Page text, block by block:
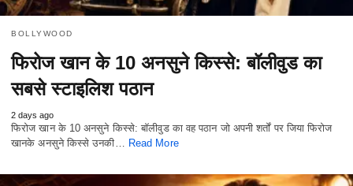
BOLLYWOOD
फिरोज खान के 10 अनसुने किस्से: बॉलीवुड का
सबसे स्टाइलिश पठान
2 days ago
फिरोज खान के 10 अनसुने किस्से: बॉलीवुड का वह पठान जो अपनी शर्तों पर जिया फिरोज
खानके अनसुने किस्से उनकी… Read More